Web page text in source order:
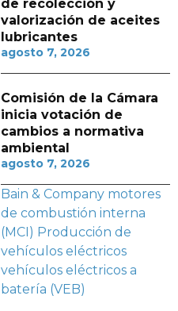
de recolección y
valorización de aceites
lubricantes
agosto 7, 2026
Comisión de la Cámara
inicia votación de
cambios a normativa
ambiental
agosto 7, 2026
Bain & Company motores
de combustión interna
(MCI) Producción de
vehículos eléctricos
vehículos eléctricos a
batería (VEB)